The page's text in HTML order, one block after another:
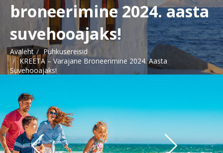
broneerimine 2024. aasta
suvehooajaks!
Avaleht
Puhkusereisid
KREETA – Varajane Broneerimine 2024. Aasta
Suvehooajaks!